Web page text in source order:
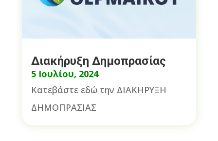
Διακήρυξη Δημοπρασίας
5 Ιουλίου, 2024
Κατεβάστε εδώ την ΔΙΑΚΗΡΥΞΗ
ΔΗΜΟΠΡΑΣΙΑΣ